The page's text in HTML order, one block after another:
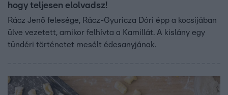
hogy teljesen elolvadsz!
Rácz Jenő felesége, Rácz-Gyuricza Dóri épp a kocsijában
ülve vezetett, amikor felhívta a Kamillát. A kislány egy
tündéri történetet mesélt édesanyjának.